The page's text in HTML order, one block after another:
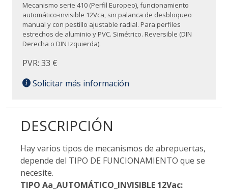
Mecanismo serie 410 (Perfil Europeo), funcionamiento
automático-invisible 12Vca, sin palanca de desbloqueo
manual y con pestillo ajustable radial. Para perfiles
estrechos de aluminio y PVC. Simétrico. Reversible (DIN
Derecha o DIN Izquierda).
PVR: 33 €
Solicitar más información
DESCRIPCIÓN
Hay varios tipos de mecanismos de abrepuertas,
depende del TIPO DE FUNCIONAMIENTO que se
necesite.
TIPO Aa_AUTOMÁTICO_INVISIBLE 12Vac: